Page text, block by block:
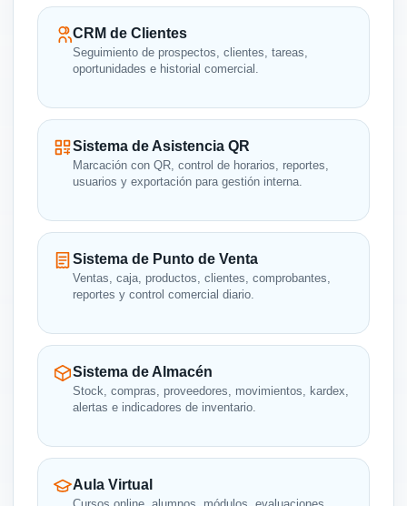
CRM de Clientes
Seguimiento de prospectos, clientes, tareas,
oportunidades e historial comercial.
Sistema de Asistencia QR
Marcación con QR, control de horarios, reportes,
usuarios y exportación para gestión interna.
Sistema de Punto de Venta
Ventas, caja, productos, clientes, comprobantes,
reportes y control comercial diario.
Sistema de Almacén
Stock, compras, proveedores, movimientos, kardex,
alertas e indicadores de inventario.
Aula Virtual